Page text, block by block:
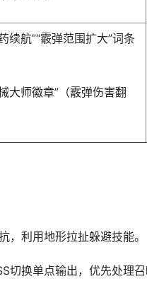
续航”“霰弹范围扩大”词条
大师徽章”（霰弹伤害翻
，利用地形拉扯躲避技能。
切换单点输出，优先处理召